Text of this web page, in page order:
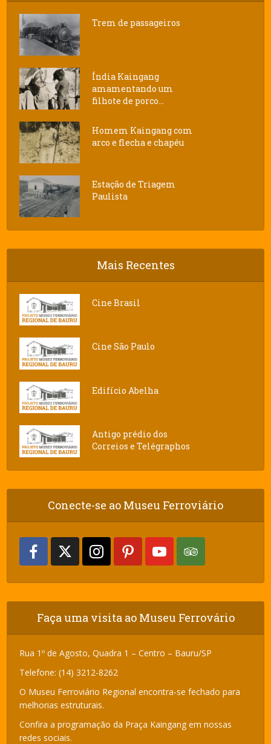
Trem de passageiros
Índia Kaingang
amamentando um
filhote de porco...
Homem Kaingang com
arco e flecha e chapéu
Estação de Triagem
Paulista
Mais Recentes
Cine Brasil
Cine São Paulo
Edifício Abelha
Antigo prédio dos
Correios e Telégraphos
Conecte-se ao Museu Ferroviário
Faça uma visita ao Museu Ferrovário
Rua 1º de Agosto, Quadra 1 – Centro – Bauru/SP
Telefone: (14) 3212-8262
O Museu Ferroviário Regional encontra-se fechado para
melhorias estruturais.
Confira a programação da Praça Kaingang em nossas
redes sociais.